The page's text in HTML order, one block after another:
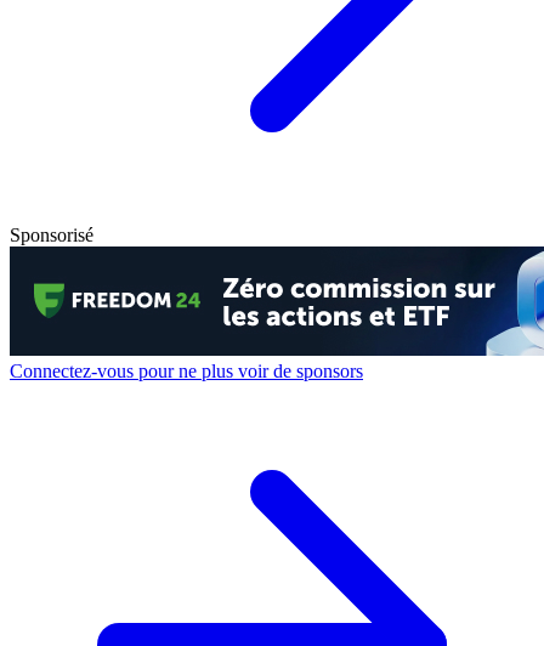
Sponsorisé
Connectez-vous pour ne plus voir de sponsors